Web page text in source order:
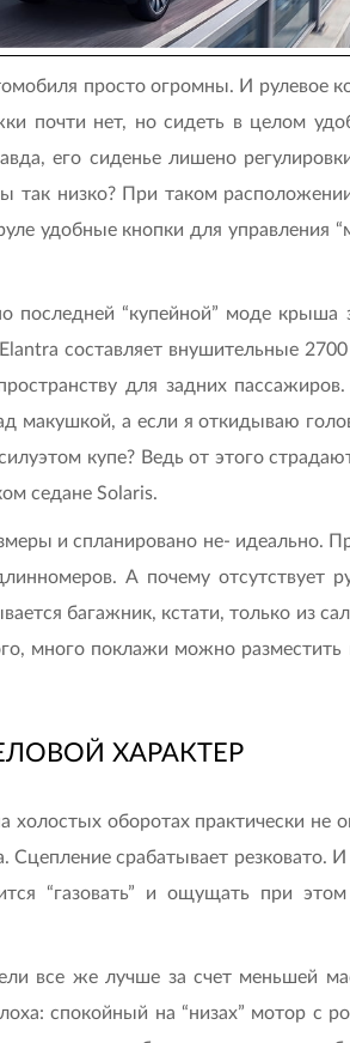
просто огромны. И рулевое
почти нет, но сидеть в целом
его сиденье лишено
низко? При таком
удобные кнопки для управления
“купейной” моде крыша
составляет внушительные
для задних
а если я откидываю
купе? Ведь от этого
седане Solaris.
и спланировано не- идеально.
А почему отсутствует
багажник, кстати, только из
много поклажи можно
ХАРАКТЕР
холостых оборотах практически
срабатывает резковато.
“газовать” и ощущать при
все же лучше за счет меньшей
спокойный на “низах” мотор с